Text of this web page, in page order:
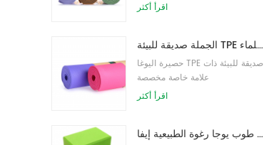
اقرأ أكثر
الجملة صديقة للبيئة TPE عدم الانزلاق حصيرة اليوغا مادة مقاومة للماء
حصيرة اليوغا TPE صديقة للبيئة ذات
علامة خاصة مخصصة
اقرأ أكثر
الجملة نمط جديد مخصص شعار كتل / طوب يوجا رغوة الطبيعية إيفا